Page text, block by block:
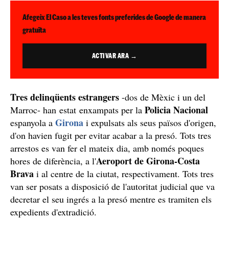
Afegeix El Caso a les teves fonts preferides de Google de manera
gratuïta
ACTIVAR ARA →
Tres delinqüents estrangers -dos de Mèxic i un del
Marroc- han estat enxampats per la Policia Nacional
espanyola a Girona i expulsats als seus països d'origen,
d'on havien fugit per evitar acabar a la presó. Tots tres
arrestos es van fer el mateix dia, amb només poques
hores de diferència, a l'Aeroport de Girona-Costa
Brava i al centre de la ciutat, respectivament. Tots tres
van ser posats a disposició de l'autoritat judicial que va
decretar el seu ingrés a la presó mentre es tramiten els
expedients d'extradició.